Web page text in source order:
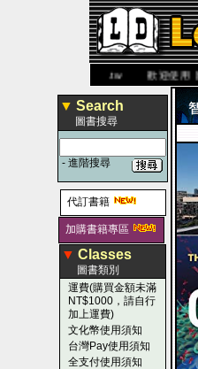
歡迎使用 國民
▼ Search
圖書搜尋
- 進階搜尋
代訂書籍
加購書籍專區
▼ Classes
圖書類別
運費(購買金額未滿
NT$1000，請自行
加上運費)
文化幣使用須知
台灣Pay使用須知
全支付使用須知